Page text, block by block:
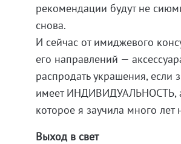
рекомендации будут не
снова.
И сейчас от имиджевого
его направлений —
распродать украшения, если
имеет ИНДИВИДУАЛЬНОСТЬ, а
которое я заучила много
Выход в свет